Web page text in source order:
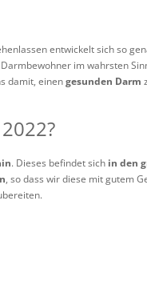
entwickelt sich so
im wahrsten
damit, einengesunden Darm
. Dieses befindet sich in den
, so dass wir diese mit gutem